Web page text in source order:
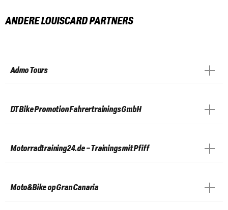
ANDERE LOUISCARD PARTNERS
Admo Tours
DT Bike Promotion Fahrertrainings GmbH
Motorradtraining24.de – Trainings mit Pfiff
Moto&Bike op Gran Canaria